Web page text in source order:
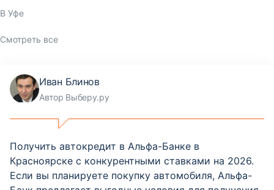
В Уфе
Смотреть все
Иван Блинов
Автор Выберу.ру
Получить автокредит в Альфа-Банке в
Красноярске с конкурентными ставками на 2026.
Если вы планируете покупку автомобиля, Альфа-